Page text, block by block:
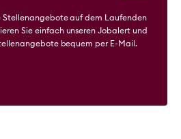
Stellenangebote auf dem Laufenden
Sie einfach unseren Jobalert und
bequem per E-Mail.